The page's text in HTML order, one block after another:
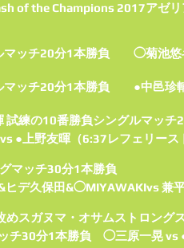
of the Champions 2017アゼリ
マッチ20分1本勝負 ◯菊池悠
マッチ20分1本勝負 ●中邑珍
試練の10番勝負シングルマッチ
●上野友暉（6:37レフェリース
マッチ30分1本勝負
ヒデ久保田&◯MIYAWAKIvs 兼
めスガヌマ・オサムストロング
チ30分1本勝負 ◯三原一晃 vs